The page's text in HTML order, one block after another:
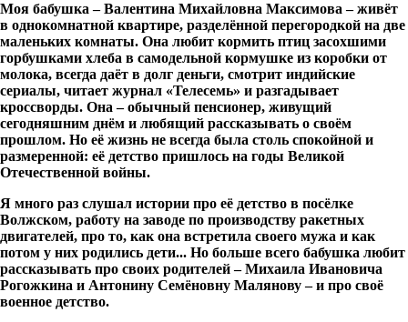
Моя бабушка – Валентина Михайловна Максимова – живёт
в однокомнатной квартире, разделённой перегородкой на две
маленьких комнаты. Она любит кормить птиц засохшими
горбушками хлеба в самодельной кормушке из коробки от
молока, всегда даёт в долг деньги, смотрит индийские
сериалы, читает журнал «Телесемь» и разгадывает
кроссворды. Она – обычный пенсионер, живущий
сегодняшним днём и любящий рассказывать о своём
прошлом. Но её жизнь не всегда была столь спокойной и
размеренной: её детство пришлось на годы Великой
Отечественной войны.
Я много раз слушал истории про её детство в посёлке
Волжском, работу на заводе по производству ракетных
двигателей, про то, как она встретила своего мужа и как
потом у них родились дети... Но больше всего бабушка любит
рассказывать про своих родителей – Михаила Ивановича
Рогожкина и Антонину Семёновну Малянову – и про своё
военное детство.